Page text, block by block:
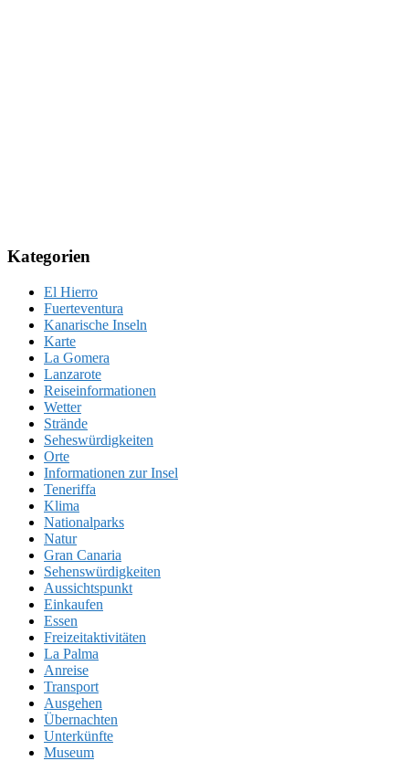
Kategorien
El Hierro
Fuerteventura
Kanarische Inseln
Karte
La Gomera
Lanzarote
Reiseinformationen
Wetter
Strände
Seheswürdigkeiten
Orte
Informationen zur Insel
Teneriffa
Klima
Nationalparks
Natur
Gran Canaria
Sehenswürdigkeiten
Aussichtspunkt
Einkaufen
Essen
Freizeitaktivitäten
La Palma
Anreise
Transport
Ausgehen
Übernachten
Unterkünfte
Museum